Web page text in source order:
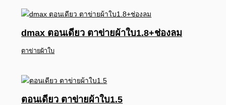
dmax ตอนเดียว ตาข่ายผ้าใบ1.8+ช่องลม
ตาข่ายผ้าใบ
ตอนเดียว ตาข่ายผ้าใบ1.5